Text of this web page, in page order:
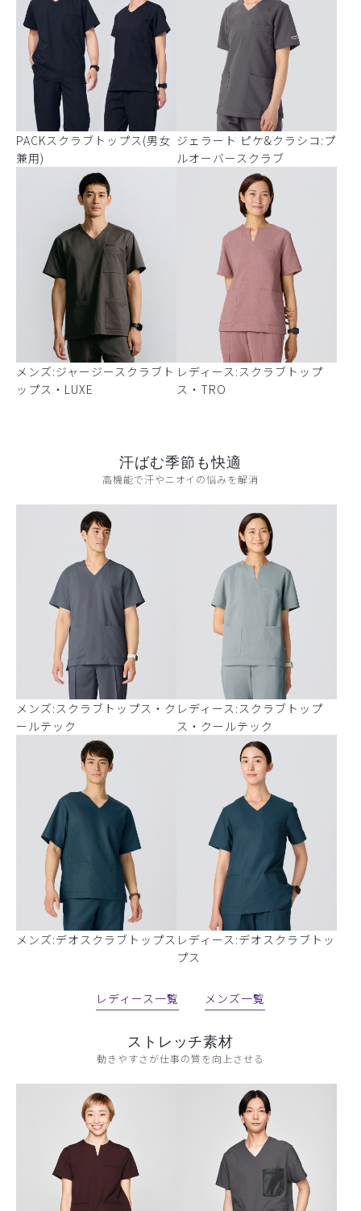
PACKスクラブトップス(男女
兼用)
ジェラート ピケ&クラシコ:プ
ルオーバースクラブ
メンズ:ジャージースクラブト
ップス・LUXE
レディース:スクラブトップ
ス・TRO
汗ばむ季節も快適
高機能で汗やニオイの悩みを解消
メンズ:スクラブトップス・ク
ールテック
レディース:スクラブトップ
ス・クールテック
メンズ:デオスクラブトップス レディース:デオスクラブトッ
プス
レディース一覧 メンズ一覧
ストレッチ素材
動きやすさが仕事の質を向上させる